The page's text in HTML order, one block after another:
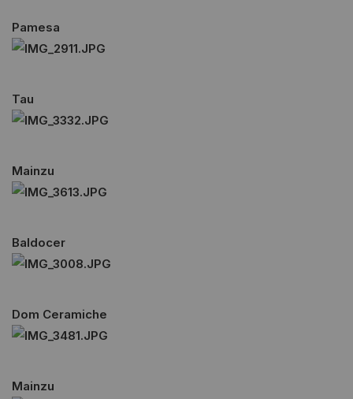
Pamesa
Tau
Mainzu
Baldocer
Dom Ceramiche
Mainzu